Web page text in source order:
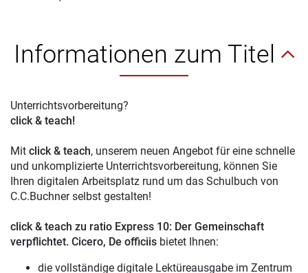
Informationen zum Titel
Unterrichtsvorbereitung?
click & teach!
Mit click & teach, unserem neuen Angebot für eine schnelle
und unkomplizierte Unterrichtsvorbereitung, können Sie
Ihren digitalen Arbeitsplatz rund um das Schulbuch von
C.C.Buchner selbst gestalten!
click & teach zu ratio Express 10: Der Gemeinschaft
verpflichtet. Cicero, De officiis bietet Ihnen:
die vollständige digitale Lektüreausgabe im Zentrum